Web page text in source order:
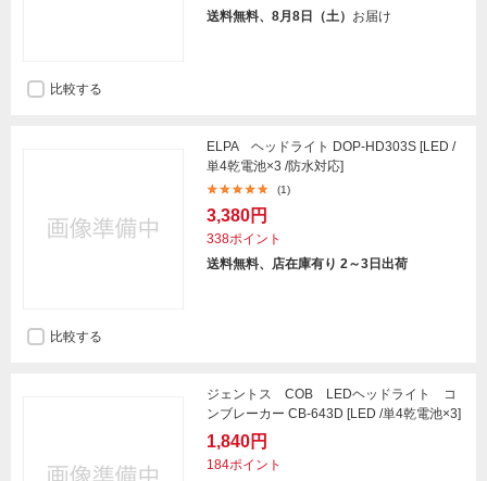
送料無料、8月8日（土） お届け
比較する
ELPA ヘッドライト DOP-HD303S [LED /
単4乾電池×3 /防水対応]
(1)
3,380円
338ポイント
送料無料、店在庫有り 2～3日出荷
比較する
ジェントス COB LEDヘッドライト コ
ンブレーカー CB-643D [LED /単4乾電池×3]
1,840円
184ポイント